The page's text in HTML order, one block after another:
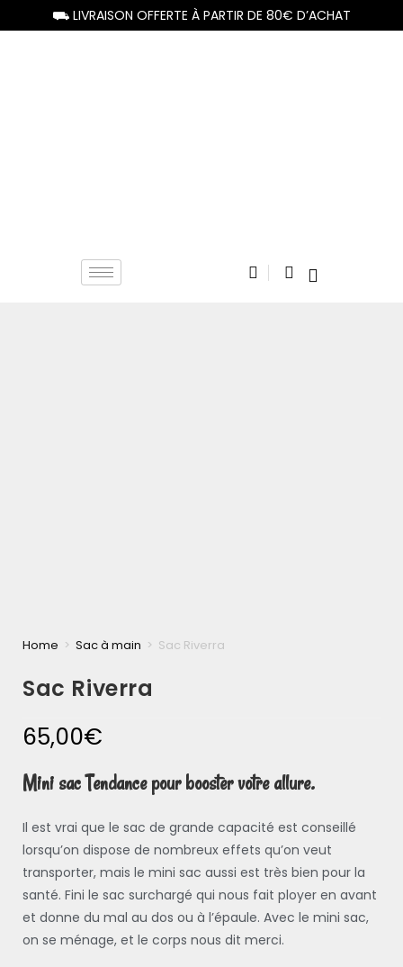
⛟ LIVRAISON OFFERTE À PARTIR DE 80€ D’ACHAT
Home > Sac à main > Sac Riverra
Sac Riverra
65,00€
Mini sac Tendance pour booster votre allure.
Il est vrai que le sac de grande capacité est conseillé
lorsqu’on dispose de nombreux effets qu’on veut
transporter, mais le mini sac aussi est très bien pour la
santé. Fini le sac surchargé qui nous fait ployer en avant
et donne du mal au dos ou à l’épaule. Avec le mini sac,
on se ménage, et le corps nous dit merci.